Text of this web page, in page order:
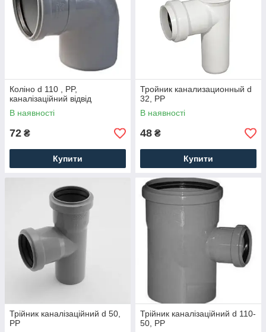
Коліно d 110 , PP,
каналізаційний відвід
В наявності
72 ₴
Купити
Тройник канализационный d
32, PP
В наявності
48 ₴
Купити
Трійник каналізаційний d 50,
PP
Трійник каналізаційний d 110-
50, PP